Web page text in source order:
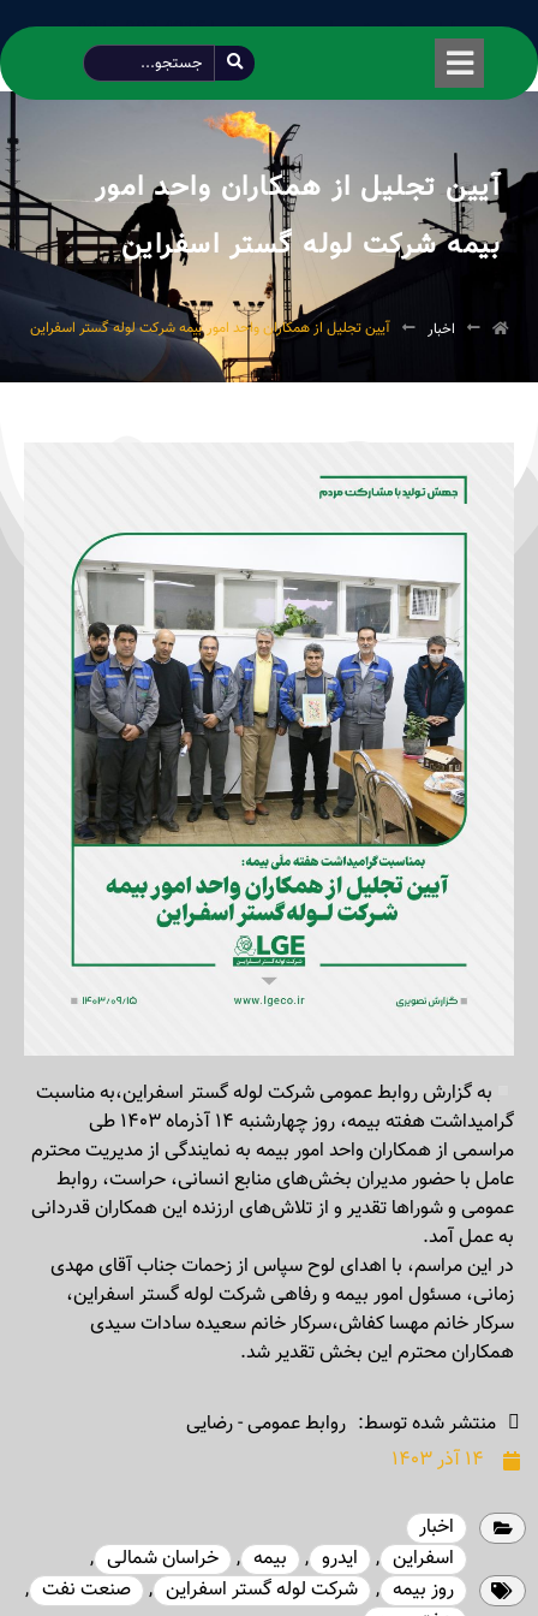
طراحی شده توسط محمود سیفی | 4215 887 0915
آیین تجلیل از همکاران واحد امور
بیمه شرکت لوله گستر اسفراین
اخبار آیین تجلیل از همکاران واحد امور بیمه شرکت لوله گستر اسفراین
به گزارش روابط عمومی شرکت لوله گستر اسفراین،به مناسبت
گرامیداشت هفته بیمه، روز چهارشنبه ۱۴ آذرماه ۱۴۰۳ طی
مراسمی از همکاران واحد امور بیمه به نمایندگی از مدیریت محترم
عامل با حضور مدیران بخش‌های منابع انسانی، حراست، روابط
عمومی و شوراها تقدیر و از تلاش‌های ارزنده این همکاران قدردانی
به عمل آمد.
در این مراسم، با اهدای لوح سپاس از زحمات جناب آقای مهدی
زمانی، مسئول امور بیمه و رفاهی شرکت لوله گستر اسفراین،
سرکار خانم مهسا کفاش،سرکار خانم سعیده سادات سیدی
همکاران محترم این بخش تقدیر شد.
منتشر شده توسط: روابط عمومی - رضایی
۱۴ آذر ۱۴۰۳
اخبار
اسفراین , ایدرو , بیمه , خراسان شمالی ,
روز بیمه , شرکت لوله گستر اسفراین , صنعت نفت ,